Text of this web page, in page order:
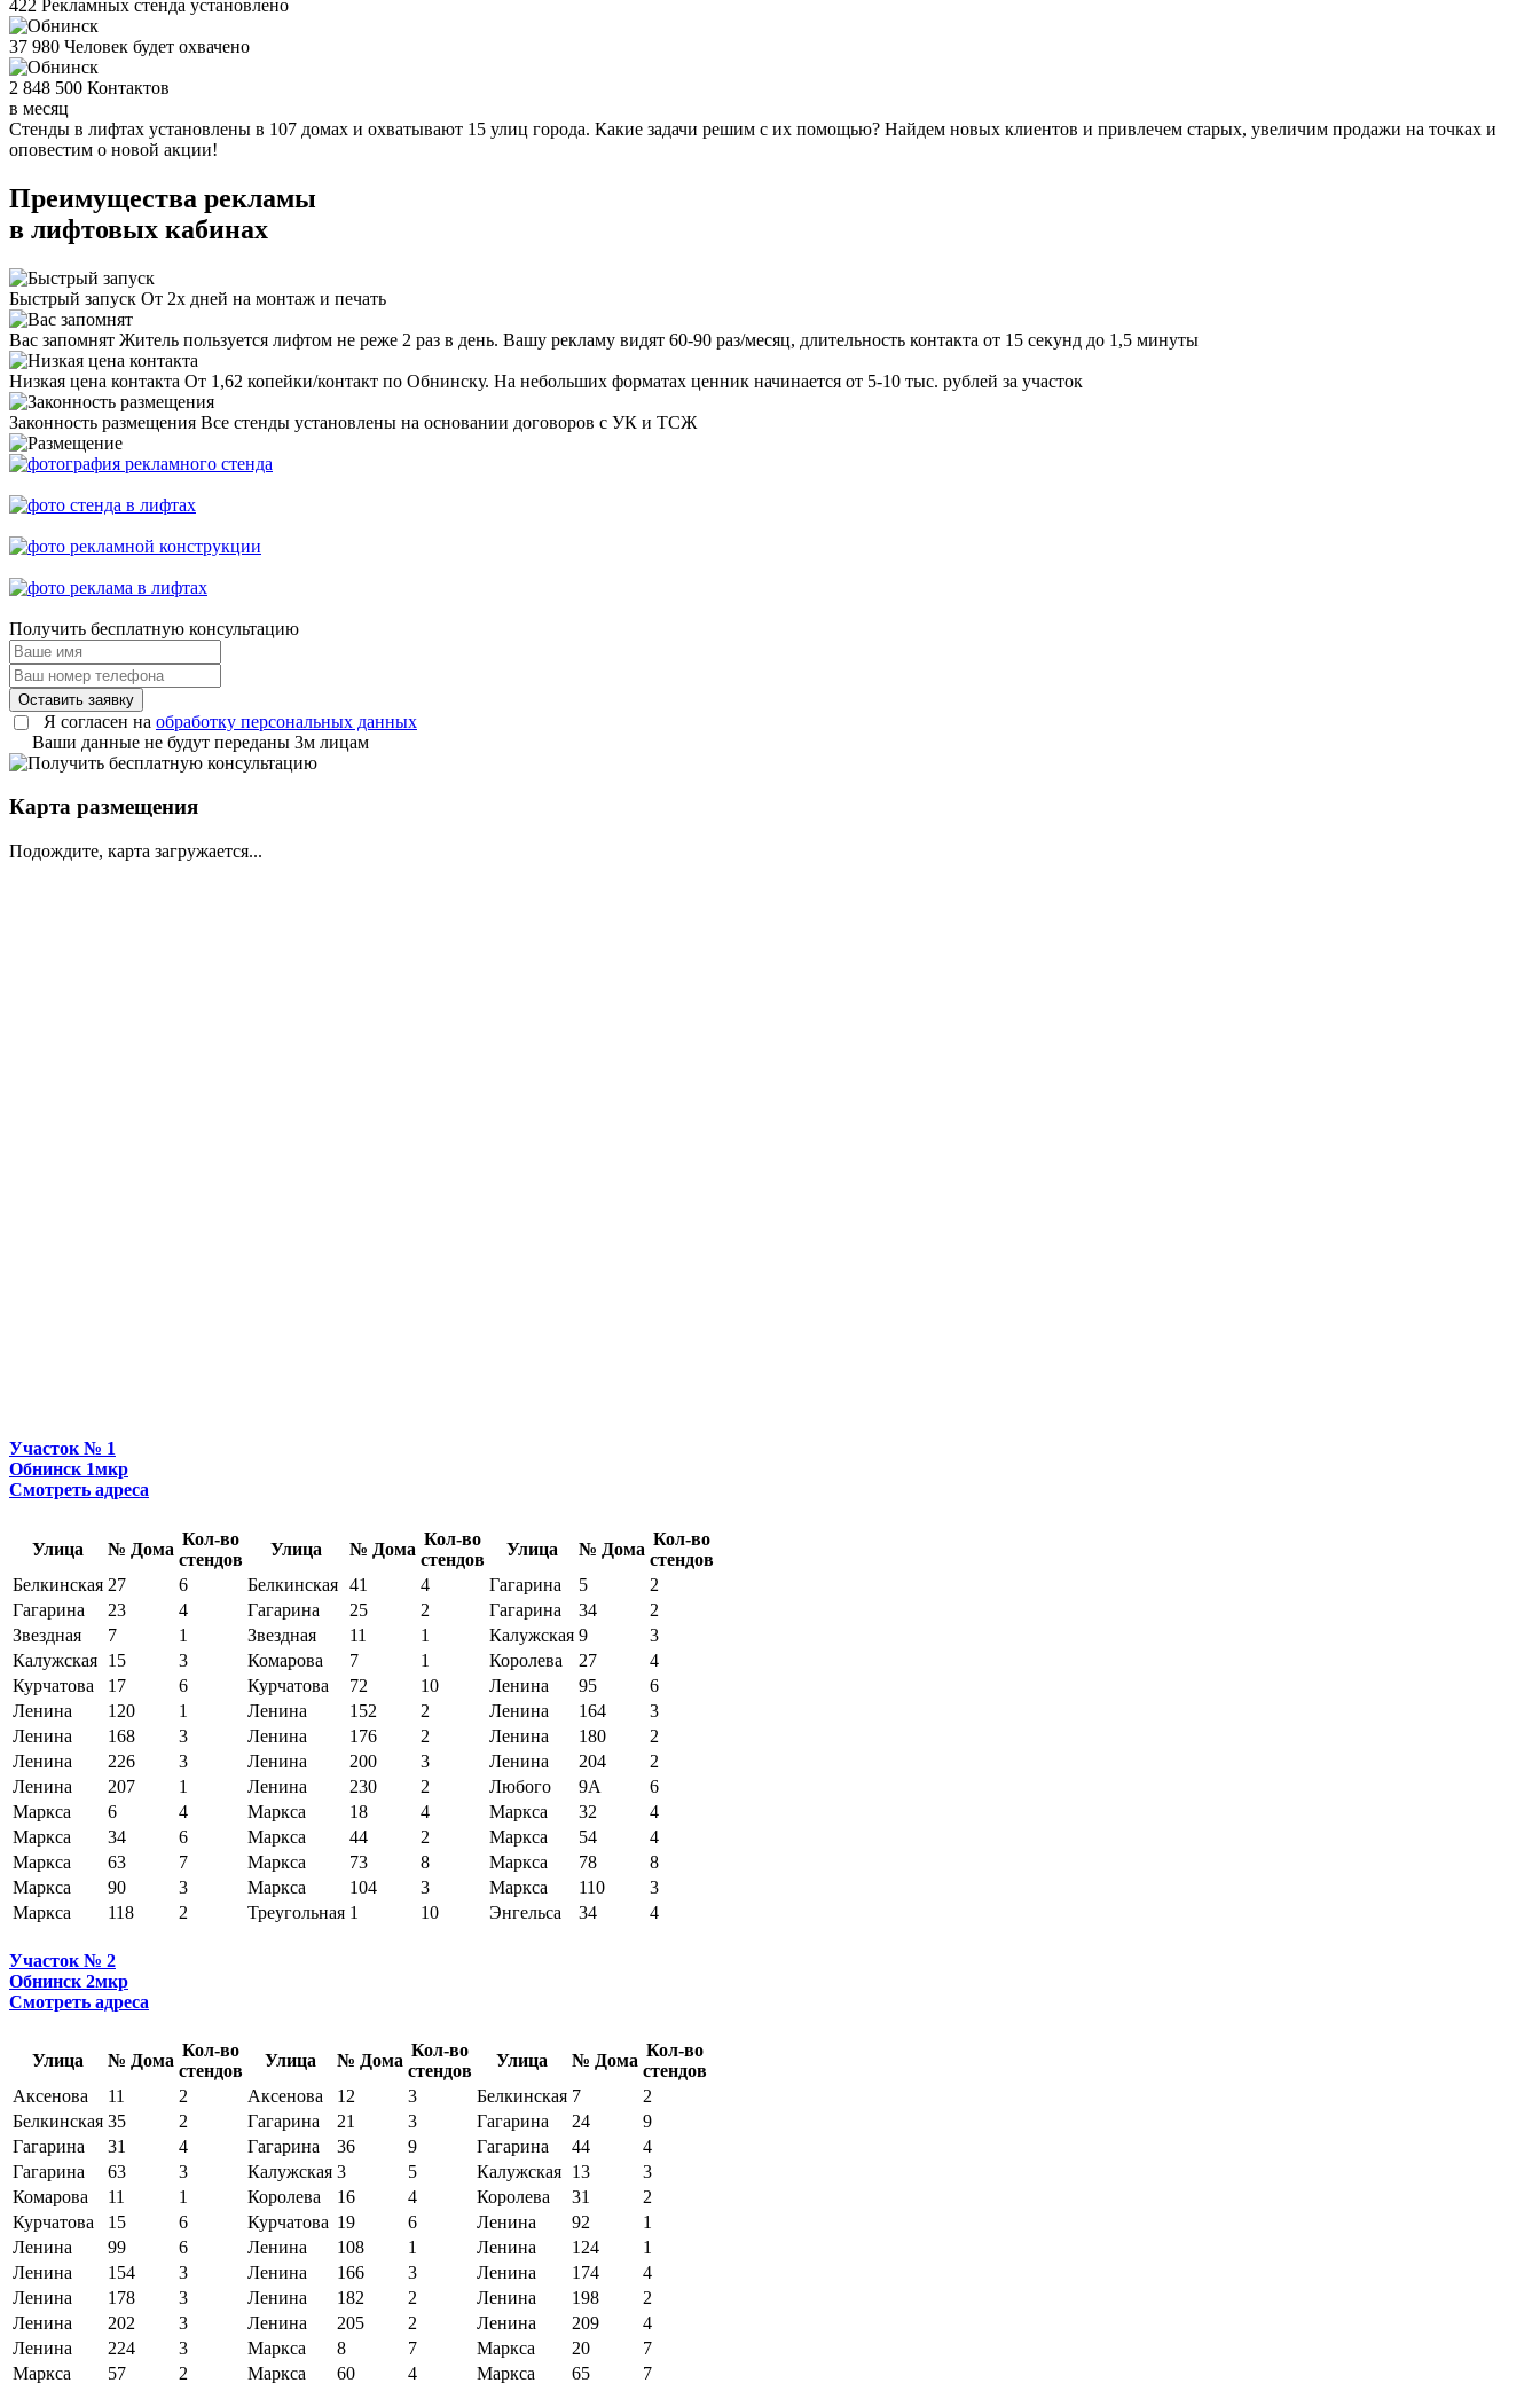
422 Рекламных стенда установлено
37 980 Человек будет охвачено
2 848 500 Контактов
в месяц
Стенды в лифтах установлены в 107 домах и охватывают 15 улиц города. Какие задачи решим с их помощью? Найдем новых клиентов и привлечем старых, увеличим продажи на точках и
оповестим о новой акции!
Преимущества рекламы
в лифтовых кабинах
Быстрый запуск От 2х дней на монтаж и печать
Вас запомнят Житель пользуется лифтом не реже 2 раз в день. Вашу рекламу видят 60-90 раз/месяц, длительность контакта от 15 секунд до 1,5 минуты
Низкая цена контакта От 1,62 копейки/контакт по Обнинску. На небольших форматах ценник начинается от 5-10 тыс. рублей за участок
Законность размещения Все стенды установлены на основании договоров с УК и ТСЖ
Получить бесплатную консультацию
Оставить заявку
Я согласен на обработку персональных данных
Ваши данные не будут переданы 3м лицам
Карта размещения
Подождите, карта загружается...
Участок № 1
Обнинск 1мкр
Смотреть адреса
Улица № Дома
Кол-во
стендов
Улица № Дома
Кол-во
стендов
Улица № Дома
Кол-во
стендов
Белкинская 27 6 Белкинская 41 4 Гагарина 5
2
Гагарина
23 4 Гагарина 25 2 Гагарина 34
2
Звездная
7 1 Звездная 11 1 Калужская 9
3
Калужская 15 3 Комарова 7 1 Королева 27
4
Курчатова
17 6 Курчатова 72 10 Ленина 95
6
Ленина
120 1 Ленина 152 2 Ленина 164
3
Ленина
168 3 Ленина 176 2 Ленина 180
2
Ленина
226 3 Ленина 200 3 Ленина 204
2
Ленина
207 1 Ленина 230 2 Любого 9А
6
Маркса
6 4 Маркса 18 4 Маркса 32
4
Маркса
34 6 Маркса 44 2 Маркса 54
4
Маркса
63 7 Маркса 73 8 Маркса 78
8
Маркса
90 3 Маркса 104 3 Маркса 110
3
Маркса
118 2 Треугольная 1 10 Энгельса 34 4
Участок № 2
Обнинск 2мкр
Смотреть адреса
Улица № Дома
Кол-во
стендов
Улица № Дома
Кол-во
стендов
Улица № Дома
Кол-во
стендов
Аксенова
11 2 Аксенова 12 3 Белкинская 7
2
Белкинская 35 2 Гагарина 21 3 Гагарина 24
9
Гагарина
31 4 Гагарина 36 9 Гагарина 44
4
Гагарина
63 3 Калужская 3 5 Калужская 13
3
Комарова
11 1 Королева 16 4 Королева 31
2
Курчатова
15 6 Курчатова 19 6 Ленина 92
1
Ленина
99 6 Ленина 108 1 Ленина 124
1
Ленина
154 3 Ленина 166 3 Ленина 174
4
Ленина
178 3 Ленина 182 2 Ленина 198
2
Ленина
202 3 Ленина 205 2 Ленина 209
4
Ленина
224 3 Маркса 8 7 Маркса 20
7
Маркса
57 2 Маркса 60 4 Маркса 65 7